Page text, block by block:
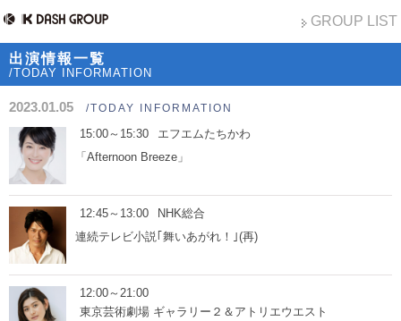
GROUP LIST
出演情報一覧
/TODAY INFORMATION
2023.01.05 /TODAY INFORMATION
15:00～15:30
エフエムたちかわ
「Afternoon Breeze」
12:45～13:00
NHK総合
連続テレビ小説｢舞いあがれ！｣(再)
12:00～21:00
東京芸術劇場 ギャラリー２＆アトリエウエスト